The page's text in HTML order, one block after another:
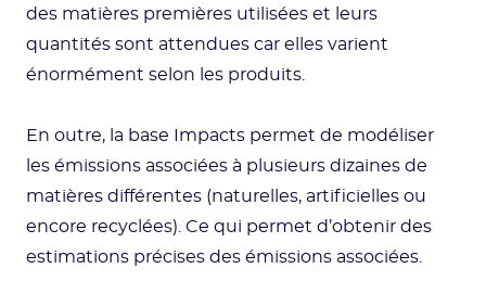
des matières premières utilisées et leurs
quantités sont attendues car elles varient
énormément selon les produits.
En outre, la base Impacts permet de modéliser
les émissions associées à plusieurs dizaines de
matières différentes (naturelles, artificielles ou
encore recyclées). Ce qui permet d’obtenir des
estimations précises des émissions associées.